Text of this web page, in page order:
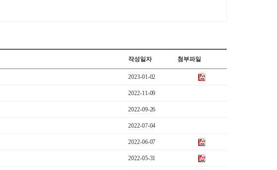
작성일자 첨부파일
2023-01-02
2022-11-09
2022-09-26
2022-07-04
2022-06-07
2022-05-31